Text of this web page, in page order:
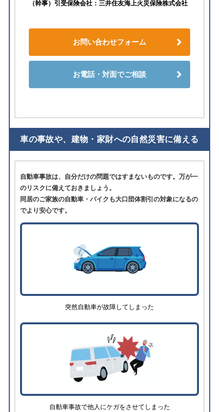
（幹事）引受保険会社：三井住友海上火災保険株式会社
お問い合わせフォーム
お電話・対面でご相談
車の事故や、建物・家財への自然災害に備える
自動車事故は、自分だけの問題ではすまないものです。万が一
のリスクに備えておきましょう。
同居のご家族の自動車・バイクも大口団体割引の対象になるの
でより安心です。
突然自動車が故障してしまった
自動車事故で他人にケガをさせてしまった